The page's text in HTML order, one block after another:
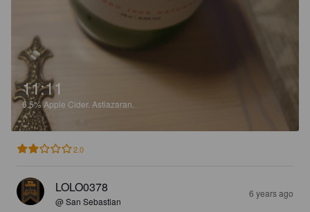
11:11
6.5%Apple Cider. Astiazaran.
2.0
LOLO0378
@ San Sebastian
6 years ago